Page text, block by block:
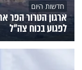
חדשות היום
ארגון הטרור הפר
לפגוע בכוח צה"ל